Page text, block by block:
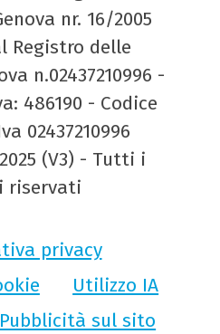
nr. 16/2005
Registro delle
n.02437210996 -
486190 - Codice
02437210996
(V3) - Tutti i
riservati
privacy
Utilizzo IA
Pubblicità sul sito